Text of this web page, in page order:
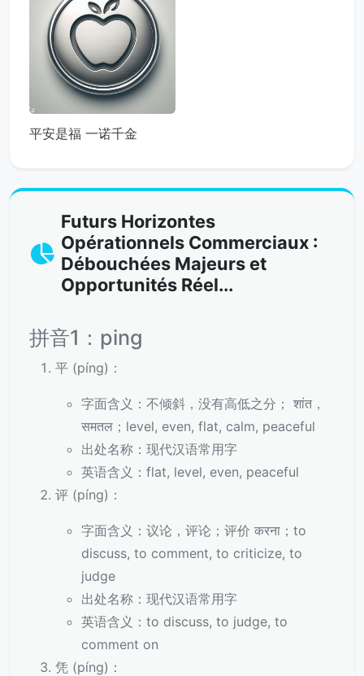
平安是福 一诺千金
Futurs Horizontes
Opérationnels Commerciaux :
Débouchées Majeurs et
Opportunités Réel...
拼音1：ping
平 (píng)：
字面含义：不倾斜，没有高低之分； शांत，
समतल；level, even, flat, calm, peaceful
出处名称：现代汉语常用字
英语含义：flat, level, even, peaceful
评 (píng)：
字面含义：议论，评论；评价 करना；to
discuss, to comment, to criticize, to
judge
出处名称：现代汉语常用字
英语含义：to discuss, to judge, to
comment on
凭 (píng)：